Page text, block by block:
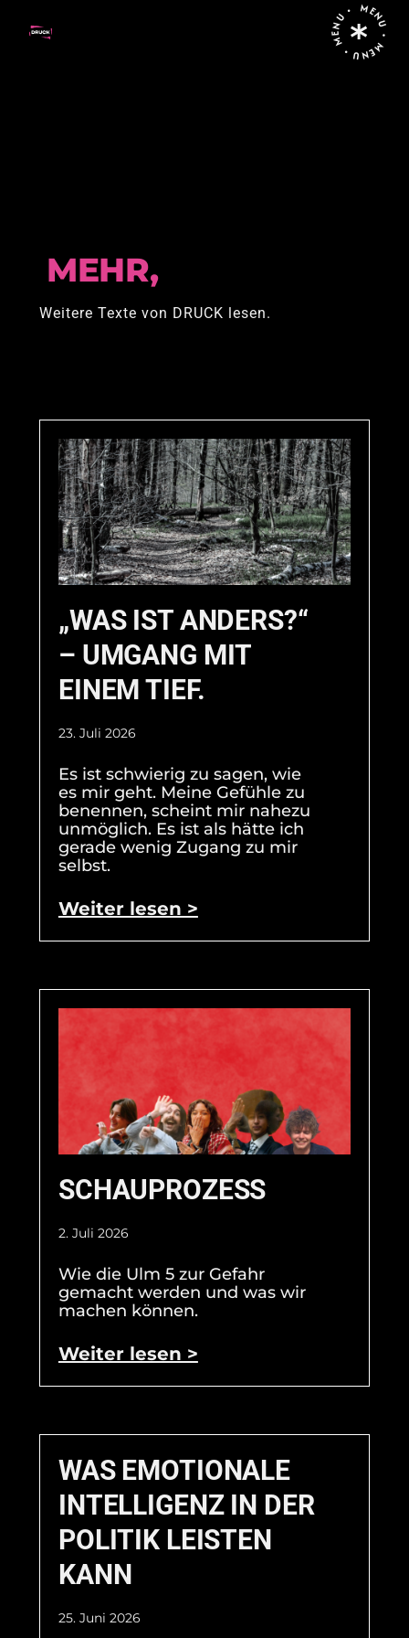
MENU • MENU • MENU •
MEHR,
Weitere Texte von DRUCK lesen.
„WAS IST ANDERS?“
– UMGANG MIT
EINEM TIEF.
23. Juli 2026
Es ist schwierig zu sagen, wie
es mir geht. Meine Gefühle zu
benennen, scheint mir nahezu
unmöglich. Es ist als hätte ich
gerade wenig Zugang zu mir
selbst.
Weiter lesen >
SCHAUPROZESS
2. Juli 2026
Wie die Ulm 5 zur Gefahr
gemacht werden und was wir
machen können.
Weiter lesen >
WAS EMOTIONALE
INTELLIGENZ IN DER
POLITIK LEISTEN
KANN
25. Juni 2026